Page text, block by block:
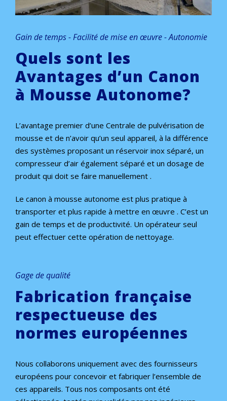
Gain de temps - Facilité de mise en œuvre - Autonomie
Quels sont les
Avantages d’un Canon
à Mousse Autonome?
L’avantage premier d’une Centrale de pulvérisation de
mousse et de n’avoir qu’un seul appareil, à la différence
des systèmes proposant un réservoir inox séparé, un
compresseur d’air également séparé et un dosage de
produit qui doit se faire manuellement .
Le canon à mousse autonome est plus pratique à
transporter et plus rapide à mettre en œuvre . C’est un
gain de temps et de productivité. Un opérateur seul
peut effectuer cette opération de nettoyage.
Gage de qualité
Fabrication française
respectueuse des
normes européennes
Nous collaborons uniquement avec des fournisseurs
européens pour concevoir et fabriquer l’ensemble de
ces appareils. Tous nos composants ont été